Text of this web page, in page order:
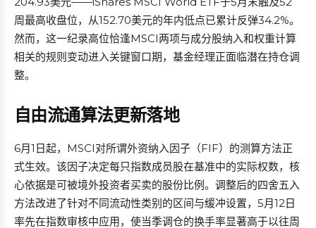
周最高收盘位，从152.70美元的年内低点已累计反弹34.2%。
然而，这一纪录高位恰逢MSCI两项与成分股纳入和权重计算
相关的规则变动进入关键窗口期，基金经理正面临潜在持仓调
整。
自由流通算法更新落地
6月1日起，MSCI对所谓外资纳入因子（FIF）的测算方法正
式生效。该因子决定每只指数成员股在基准中的实际权数，核
心依据是可被境外投资者买卖的股份比例。调整后的四舍五入
方法改进了针对不同流动性类别的区间与缓冲设置，5月12日
率先在指数审核中应用，使当季调仓的换手率显著高于以往周